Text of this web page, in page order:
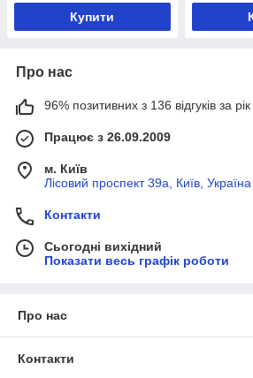
Купити
Про нас
96% позитивних з 136 відгуків за рік
Працює з 26.09.2009
м. Київ
Лісовий проспект 39а, Київ, Україна
Контакти
Сьогодні вихідний
Показати весь графік роботи
Про нас
Контакти